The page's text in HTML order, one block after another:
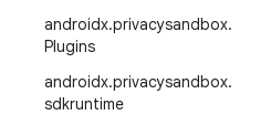
androidx.privacysandbox.
Plugins
androidx.privacysandbox.
sdkruntime